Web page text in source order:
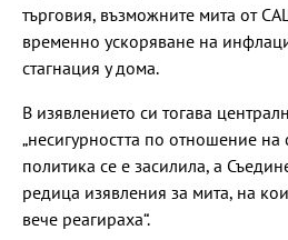
търговия, възможните мита от
временно ускоряване на
стагнация у дома.
В изявлението си тогава
„несигурността по отношение на
политика се е засилила, а
редица изявления за мита, на
вече реагираха“.